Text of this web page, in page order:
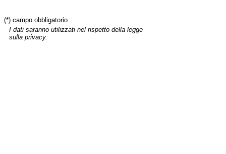
(*) campo obbligatorio
I dati saranno utilizzati nel rispetto della legge
sulla privacy.